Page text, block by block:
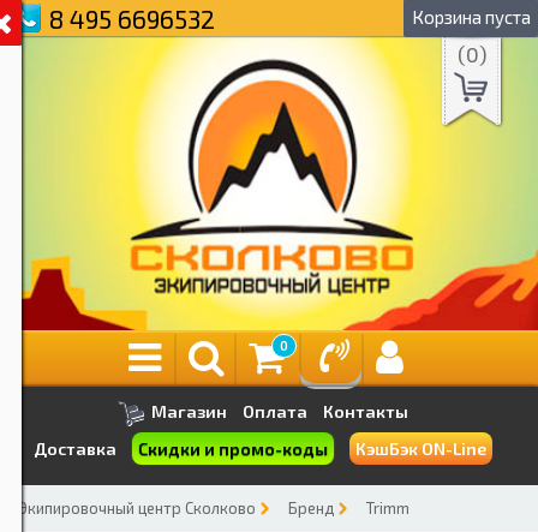
8 495 6696532 Корзина пуста
(0)
0
Магазин Оплата
Контакты
Доставка
Скидки и промо-коды КэшБэк ON-Line
Экипировочный центр Сколково Бренд Trimm